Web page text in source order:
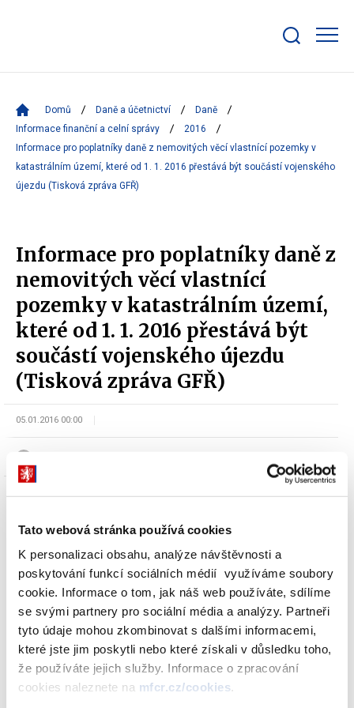
Tato webová stránka používá cookies
K personalizaci obsahu, analýze návštěvnosti a
poskytování funkcí sociálních médií využíváme soubory
cookie. Informace o tom, jak náš web používáte, sdílíme
se svými partnery pro sociální média a analýzy. Partneři
tyto údaje mohou zkombinovat s dalšími informacemi,
které jste jim poskytli nebo které získali v důsledku toho,
že používáte jejich služby. Informace o zpracování
cookies naleznete na mfcr.cz/cookies.
bar
Domů Daně a účetnictví
Daně
Informace finanční a celní správy
2016
Informace pro poplatníky daně z nemovitých věcí vlastnící pozemky v
katastrálním území, které od 1. 1. 2016 přestává být součástí vojenského
újezdu (Tisková zpráva GFŘ)
Informace pro poplatníky daně z
nemovitých věcí vlastnící
pozemky v katastrálním území,
které od 1. 1. 2016 přestává být
součástí vojenského újezdu
(Tisková zpráva GFŘ)
05.01.2016 00:00
Finanční správa upozorňuje poplatníky daně z nemovitých věcí,
že na základě zákona o zrušení vojenského újezdu Brdy, o
stanovení hranic vojenských újezdů, o změně hranic krajů a o
změně souvisejících zákonů, dochází k 1. lednu 2016 ke zrušení a
změně hranic vojenských újezdů, ke vzniku nových obcí a také ke
změně hranic krajů.
Informace pro poplatníky daně z nemovitých